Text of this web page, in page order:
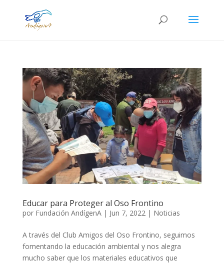
Educar para Proteger al Oso Frontino
por Fundación AndígenA| Jun 7, 2022| Noticias
A través del Club Amigos del Oso Frontino, seguimos
fomentando la educación ambiental y nos alegra
mucho saber que los materiales educativos que